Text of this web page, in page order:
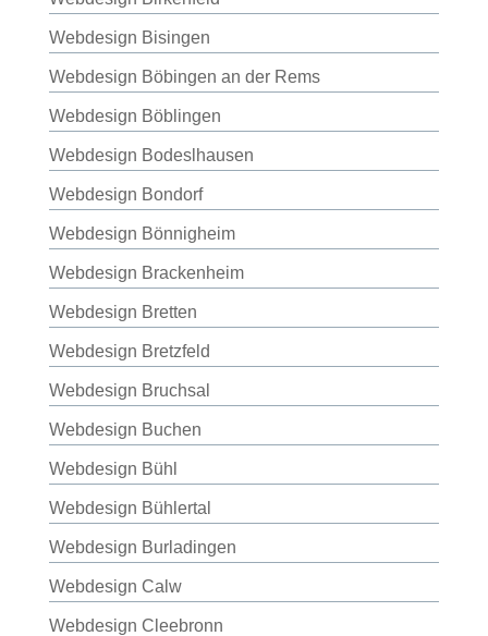
Webdesign Bisingen
Webdesign Böbingen an der Rems
Webdesign Böblingen
Webdesign Bodeslhausen
Webdesign Bondorf
Webdesign Bönnigheim
Webdesign Brackenheim
Webdesign Bretten
Webdesign Bretzfeld
Webdesign Bruchsal
Webdesign Buchen
Webdesign Bühl
Webdesign Bühlertal
Webdesign Burladingen
Webdesign Calw
Webdesign Cleebronn